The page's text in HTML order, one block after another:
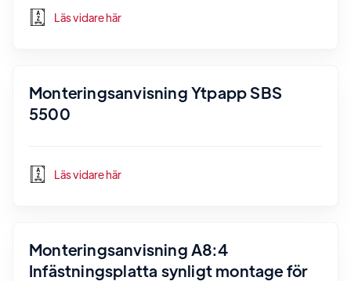
Läs vidare här
Monteringsanvisning Ytpapp SBS
5500
Läs vidare här
Monteringsanvisning A8:4
Infästningsplatta synligt montage för